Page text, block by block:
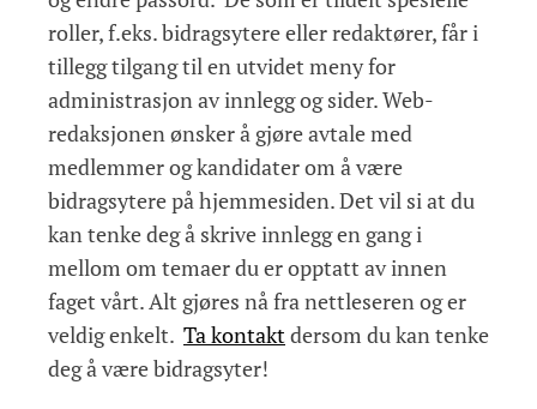
roller, f.eks. bidragsytere eller redaktører, får i
tillegg tilgang til en utvidet meny for
administrasjon av innlegg og sider. Web-
redaksjonen ønsker å gjøre avtale med
medlemmer og kandidater om å være
bidragsytere på hjemmesiden. Det vil si at du
kan tenke deg å skrive innlegg en gang i
mellom om temaer du er opptatt av innen
faget vårt. Alt gjøres nå fra nettleseren og er
veldig enkelt. Ta kontaktdersom du kan tenke
deg å være bidragsyter!